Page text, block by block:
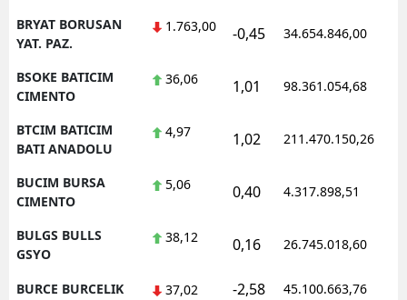
BRYAT BORUSAN
YAT. PAZ.
1.763,00 -0,45 34.654.846,00
BSOKE BATICIM
CIMENTO
36,06 1,01 98.361.054,68
BTCIM BATICIM
BATI ANADOLU
4,97 1,02 211.470.150,26
BUCIM BURSA
CIMENTO
5,06 0,40 4.317.898,51
BULGS BULLS
GSYO
38,12 0,16 26.745.018,60
BURCE BURCELIK 37,02 -2,58 45.100.663,76